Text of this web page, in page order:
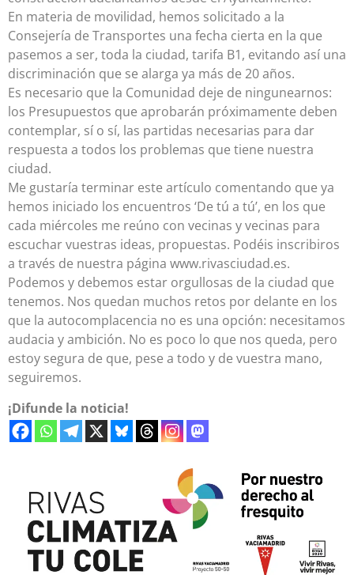
En materia de movilidad, hemos solicitado a la
Consejería de Transportes una fecha cierta en la que
pasemos a ser, toda la ciudad, tarifa B1, evitando así una
discriminación que se alarga ya más de 20 años.
Es necesario que la Comunidad deje de ningunearnos:
los Presupuestos que aprobarán próximamente deben
contemplar, sí o sí, las partidas necesarias para dar
respuesta a todos los problemas que tiene nuestra
ciudad.
Me gustaría terminar este artículo comentando que ya
hemos iniciado los encuentros ‘De tú a tú’, en los que
cada miércoles me reúno con vecinas y vecinas para
escuchar vuestras ideas, propuestas. Podéis inscribiros
a través de nuestra página www.rivasciudad.es.
Podemos y debemos estar orgullosas de la ciudad que
tenemos. Nos quedan muchos retos por delante en los
que la autocomplacencia no es una opción: necesitamos
audacia y ambición. No es poco lo que nos queda, pero
estoy segura de que, pese a todo y de vuestra mano,
seguiremos.
¡Difunde la noticia!